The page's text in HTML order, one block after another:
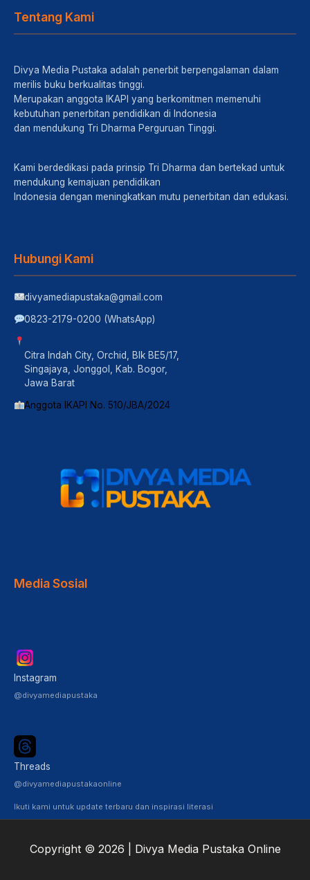
Tentang Kami
Divya Media Pustaka adalah penerbit berpengalaman dalam
merilis buku berkualitas tinggi.
Merupakan anggota IKAPI yang berkomitmen memenuhi
kebutuhan penerbitan pendidikan di Indonesia
dan mendukung Tri Dharma Perguruan Tinggi.
Kami berdedikasi pada prinsip Tri Dharma dan bertekad untuk
mendukung kemajuan pendidikan
Indonesia dengan meningkatkan mutu penerbitan dan edukasi.
Hubungi Kami
divyamediapustaka@gmail.com
0823-2179-0200 (WhatsApp)
Citra Indah City, Orchid, Blk BE5/17,
Singajaya, Jonggol, Kab. Bogor,
Jawa Barat
Anggota IKAPI No. 510/JBA/2024
Media Sosial
Instagram
@divyamediapustaka
Threads
@divyamediapustakaonline
Ikuti kami untuk update terbaru dan inspirasi literasi
Copyright © 2026 | Divya Media Pustaka Online